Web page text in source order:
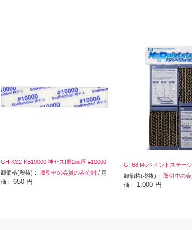
GH-KS2-KB10000 神ヤス!磨2㎜厚 #10000
卸価格(税抜)： 取引中の会員のみ公開 / 定
価： 650 円
GT68 Mr.ペイントステー
卸価格(税抜)： 取引中の
価： 1,000 円